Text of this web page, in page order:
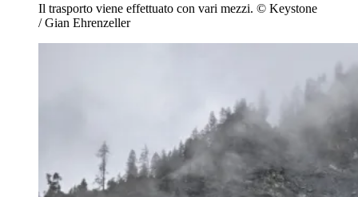
Il trasporto viene effettuato con vari mezzi. © Keystone
/ Gian Ehrenzeller